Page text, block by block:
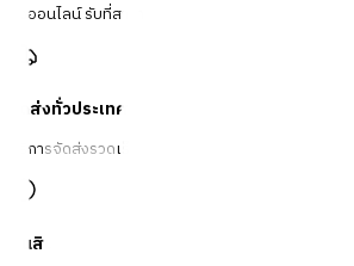
สั่งออนไลน์ รับที่สาขา
จัดส่งทั่วประเทศ
บริการจัดส่งรวดเร็ว
คืนสินค้าง่าย